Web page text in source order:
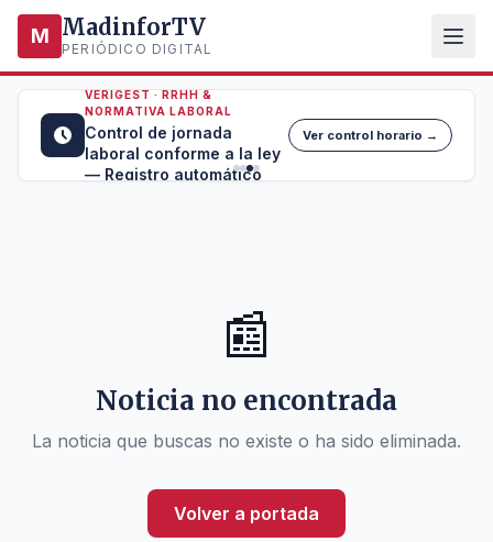
M MadinforTV
PERIÓDICO DIGITAL
VERIGEST · RRHH &
NORMATIVA LABORAL
Control de jornada
laboral conforme a la ley
— Registro automático
Ver control horario →
📰
Noticia no encontrada
La noticia que buscas no existe o ha sido eliminada.
Volver a portada